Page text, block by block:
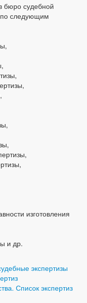
бюро судебной
следующим
изготовления
и др.
экспертизы
Список экспертиз